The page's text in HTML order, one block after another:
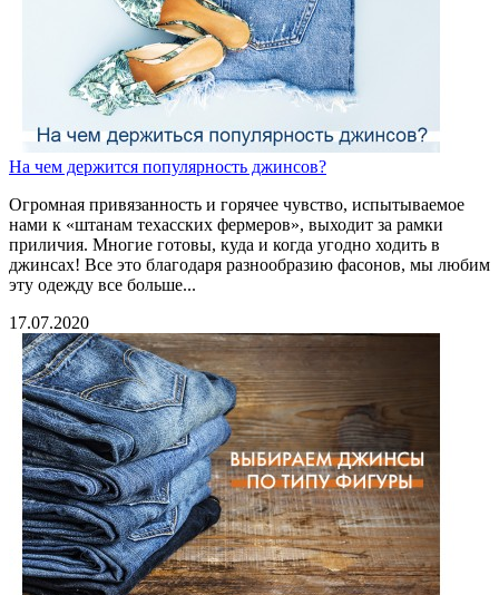
На чем держится популярность джинсов?
Огромная привязанность и горячее чувство, испытываемое
нами к «штанам техасских фермеров», выходит за рамки
приличия. Многие готовы, куда и когда угодно ходить в
джинсах! Все это благодаря разнообразию фасонов, мы любим
эту одежду все больше...
17.07.2020